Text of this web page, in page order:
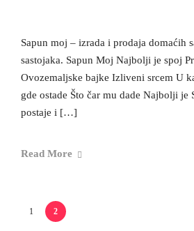
Sapun moj – izrada i prodaja domaćih
sastojaka. Sapun Moj Najbolji je spoj
Ovozemaljske bajke Izliveni srcem U
gde ostade Što čar mu dade Najbolji
postaje i […]
Read More
1 2